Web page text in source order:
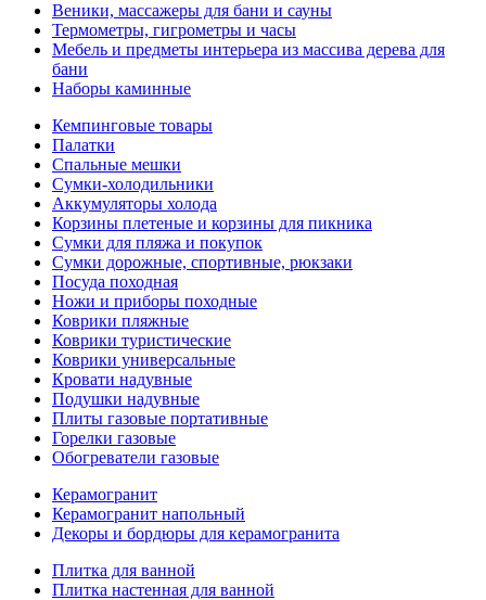
Веники, массажеры для бани и сауны
Термометры, гигрометры и часы
Мебель и предметы интерьера из массива дерева для
бани
Наборы каминные
Кемпинговые товары
Палатки
Спальные мешки
Сумки-холодильники
Аккумуляторы холода
Корзины плетеные и корзины для пикника
Сумки для пляжа и покупок
Сумки дорожные, спортивные, рюкзаки
Посуда походная
Ножи и приборы походные
Коврики пляжные
Коврики туристические
Коврики универсальные
Кровати надувные
Подушки надувные
Плиты газовые портативные
Горелки газовые
Обогреватели газовые
Керамогранит
Керамогранит напольный
Декоры и бордюры для керамогранита
Плитка для ванной
Плитка настенная для ванной